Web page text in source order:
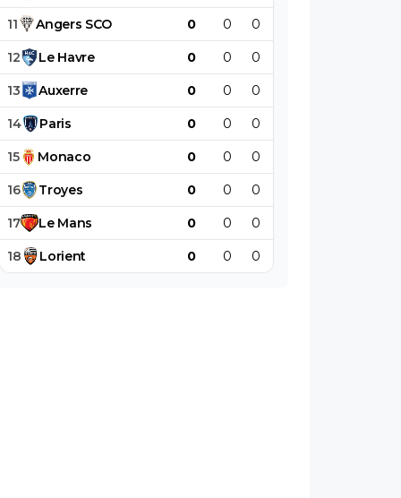
11 Angers SCO 0 0 0
12 Le Havre 0 0 0
13 Auxerre 0 0 0
14 Paris 0 0 0
15 Monaco 0 0 0
16 Troyes 0 0 0
17 Le Mans 0 0 0
18 Lorient 0 0 0